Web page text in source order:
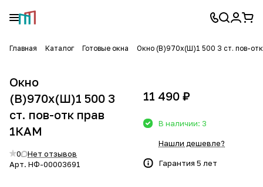
Главная Каталог Готовые окна Окно (В)970х(Ш)1 500 3 ст. пов-
Окно
(В)970х(Ш)1 500 3
ст. пов-отк прав
1КАМ
0
Нет отзывов
Арт. НФ-00003691
11 490 ₽
В наличии: 3
Нашли дешевле?
Гарантия 5 лет